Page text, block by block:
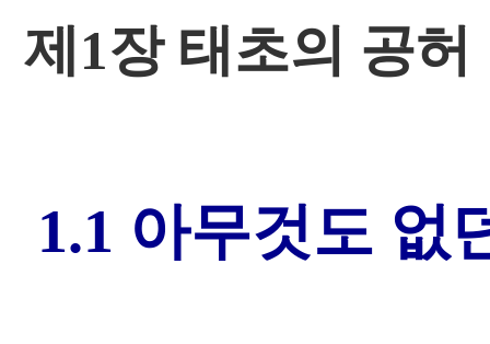
제1장 태초의 공허
1.1 아무것도 없